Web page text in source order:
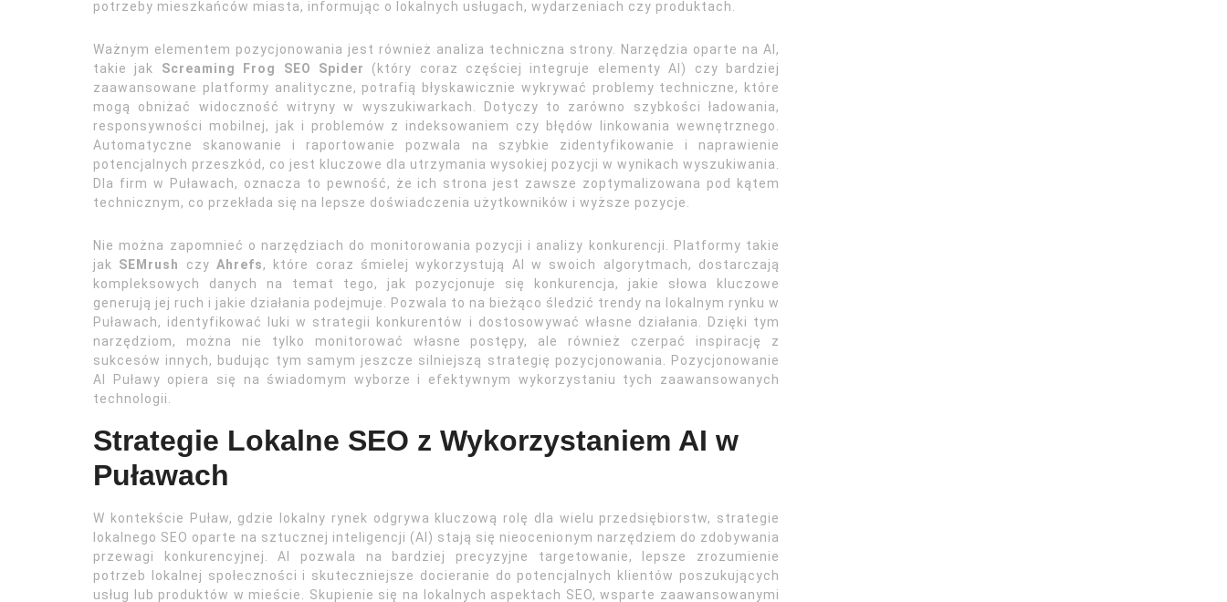
potrzeby mieszkańców miasta, informując o lokalnych usługach, wydarzeniach czy produktach.
Ważnym elementem pozycjonowania jest również analiza techniczna strony. Narzędzia oparte na AI,
takie jak Screaming Frog SEO Spider
(który coraz częściej integruje elementy AI) czy bardziej
zaawansowane platformy analityczne, potrafią błyskawicznie wykrywać problemy techniczne, które
mogą obniżać widoczność witryny w wyszukiwarkach. Dotyczy to zarówno szybkości ładowania,
responsywności mobilnej, jak i problemów z indeksowaniem czy błędów linkowania wewnętrznego.
Automatyczne skanowanie i raportowanie pozwala na szybkie zidentyfikowanie i naprawienie
potencjalnych przeszkód, co jest kluczowe dla utrzymania wysokiej pozycji w wynikach wyszukiwania.
Dla firm w Puławach, oznacza to pewność, że ich strona jest zawsze zoptymalizowana pod kątem
technicznym, co przekłada się na lepsze doświadczenia użytkowników i wyższe pozycje.
Nie można zapomnieć o narzędziach do monitorowania pozycji i analizy konkurencji. Platformy takie
jak SEMrush czyAhrefs, które coraz śmielej wykorzystują AI w swoich algorytmach, dostarczają
kompleksowych danych na temat tego, jak pozycjonuje się konkurencja, jakie słowa kluczowe
generują jej ruch i jakie działania podejmuje. Pozwala to na bieżąco śledzić trendy na lokalnym rynku w
Puławach, identyfikować luki w strategii konkurentów i dostosowywać własne działania. Dzięki tym
narzędziom, można nie tylko monitorować własne postępy, ale również czerpać inspirację z
sukcesów innych, budując tym samym jeszcze silniejszą strategię pozycjonowania. Pozycjonowanie
AI Puławy opiera się na świadomym wyborze i efektywnym wykorzystaniu tych zaawansowanych
technologii.
Strategie Lokalne SEO z Wykorzystaniem AI w
Puławach
W kontekście Puław, gdzie lokalny rynek odgrywa kluczową rolę dla wielu przedsiębiorstw, strategie
lokalnego SEO oparte na sztucznej inteligencji (AI) stają się nieocenionym narzędziem do zdobywania
przewagi konkurencyjnej. AI pozwala na bardziej precyzyjne targetowanie, lepsze zrozumienie
potrzeb lokalnej społeczności i skuteczniejsze docieranie do potencjalnych klientów poszukujących
usług lub produktów w mieście. Skupienie się na lokalnych aspektach SEO, wsparte zaawansowanymi